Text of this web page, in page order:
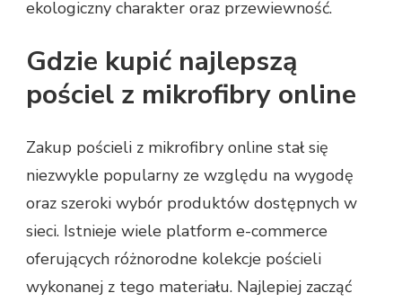
ekologiczny charakter oraz przewiewność.
Gdzie kupić najlepszą
pościel z mikrofibry online
Zakup pościeli z mikrofibry online stał się
niezwykle popularny ze względu na wygodę
oraz szeroki wybór produktów dostępnych w
sieci. Istnieje wiele platform e-commerce
oferujących różnorodne kolekcje pościeli
wykonanej z tego materiału. Najlepiej zacząć